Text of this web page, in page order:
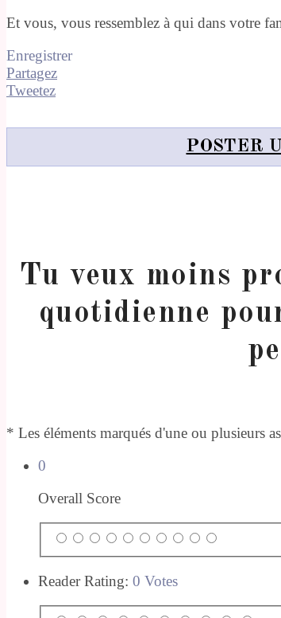
Et vous, vous ressemblez à qui dans votre
Enregistrer
Partagez
Tweetez
POSTER
Tu veux moins
quotidienne
* Les éléments marqués d'une ou plusieurs
0
Overall Score
Reader Rating: 0 Votes